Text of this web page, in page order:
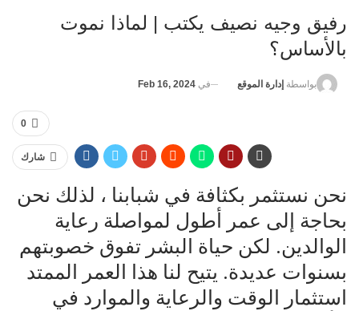
رفيق وجيه نصيف يكتب | لماذا نموت
بالأساس؟
بواسطة إدارة الموقع في Feb 16, 2024
0
شارك
نحن نستثمر بكثافة في شبابنا ، لذلك نحن
بحاجة إلى عمر أطول لمواصلة رعاية
الوالدين. لكن حياة البشر تفوق خصوبتهم
بسنوات عديدة. يتيح لنا هذا العمر الممتد
استثمار الوقت والرعاية والموارد في